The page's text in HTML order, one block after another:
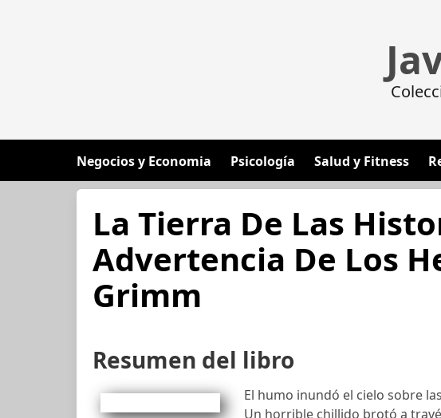
Negocios y Economia Psicología Salud y Fitness
La Tierra De Las
Advertencia De Los
Grimm
Resumen del libro
El humo inundó el cielo sobre
Un horrible chillido brotó a